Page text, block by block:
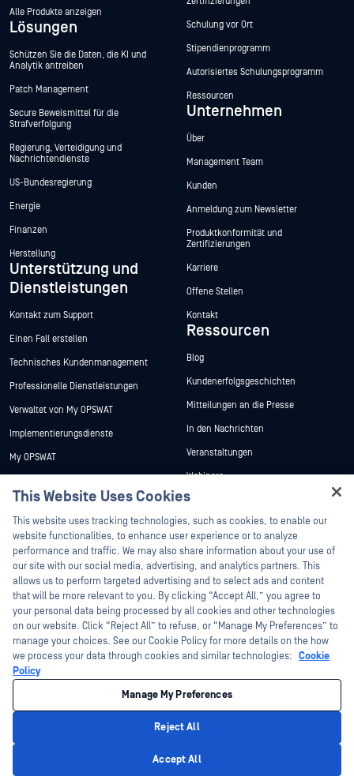
Alle Produkte anzeigen
Lösungen
Schützen Sie die Daten, die KI und
Analytik antreiben
Patch Management
Secure Beweismittel für die
Strafverfolgung
Regierung, Verteidigung und
Nachrichtendienste
US-Bundesregierung
Energie
Finanzen
Herstellung
Unterstützung und
Dienstleistungen
Kontakt zum Support
Einen Fall erstellen
Technisches Kundenmanagement
Professionelle Dienstleistungen
Verwaltet von My OPSWAT
Implementierungsdienste
My OPSWAT
Programm zur Behebung von
Sicherheitslücken
Partner
Zertifizierung
Technologie-Partner
Partner Programm
Schulung vor Ort
Stipendienprogramm
Autorisiertes Schulungsprogramm
Ressourcen
Unternehmen
Über
Management Team
Kunden
Anmeldung zum Newsletter
Produktkonformität und
Zertifizierungen
Karriere
Offene Stellen
Kontakt
Ressourcen
Blog
Kundenerfolgsgeschichten
Mitteilungen an die Presse
In den Nachrichten
Veranstaltungen
Webinare
Datenblätter
Weiße Papiere
Kostenlose Tools
©2026 OPSWAT . Alle Rechte vorbehalten. OPSWAT, MetaDefender, Metascan,
MetaAccess, das OPSWAT , Trust no File. Trust No Device., OPSWAT , Protecting the
World's Critical Infrastructure, Deep CDR™ Technology, InQuest, das InQuest-Logo,
DFI, RetroHunt, Deep File Inspection und Join the Hunt sind Marken von OPSWAT .
Marken von Drittanbietern sind Eigentum ihrer jeweiligen Inhaber.
Cookie-Präferenzen verwalten
Entscheidungen zum Datenschutz in Kalifornien
This Website Uses Cookies
This website uses tracking technologies, such as cookies, to enable our
website functionalities, to enhance user experience or to analyze
performance and traffic. We may also share information about your use of
our site with our social media, advertising, and analytics partners. This
allows us to perform targeted advertising and to select ads and content
that will be more relevant to you. By clicking “Accept All,” you agree to
your personal data being processed by all cookies and other technologies
on our website. Click “Reject All” to refuse, or “Manage My Preferences” to
manage your choices. See our Cookie Policy for more details on the how
we process your data through cookies and similar technologies: Cookie
Policy
Manage My Preferences
Reject All
Accept All
Hey there!
I'm Ozzy, your OPSWAT virtual assistant.
How can I help you secure what's critical
today?